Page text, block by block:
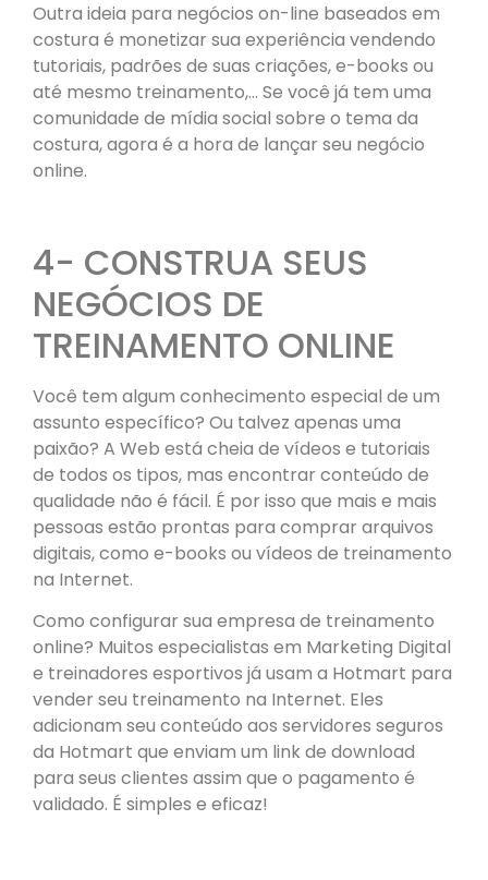
Outra ideia para negócios on-line baseados em
costura é monetizar sua experiência vendendo
tutoriais, padrões de suas criações, e-books ou
até mesmo treinamento,… Se você já tem uma
comunidade de mídia social sobre o tema da
costura, agora é a hora de lançar seu negócio
online.
4- CONSTRUA SEUS
NEGÓCIOS DE
TREINAMENTO ONLINE
Você tem algum conhecimento especial de um
assunto específico? Ou talvez apenas uma
paixão? A Web está cheia de vídeos e tutoriais
de todos os tipos, mas encontrar conteúdo de
qualidade não é fácil. É por isso que mais e mais
pessoas estão prontas para comprar arquivos
digitais, como e-books ou vídeos de treinamento
na Internet.
Como configurar sua empresa de treinamento
online? Muitos especialistas em Marketing Digital
e treinadores esportivos já usam a Hotmart para
vender seu treinamento na Internet. Eles
adicionam seu conteúdo aos servidores seguros
da Hotmart que enviam um link de download
para seus clientes assim que o pagamento é
validado. É simples e eficaz!